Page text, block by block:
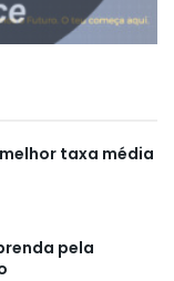
taxa média
pela